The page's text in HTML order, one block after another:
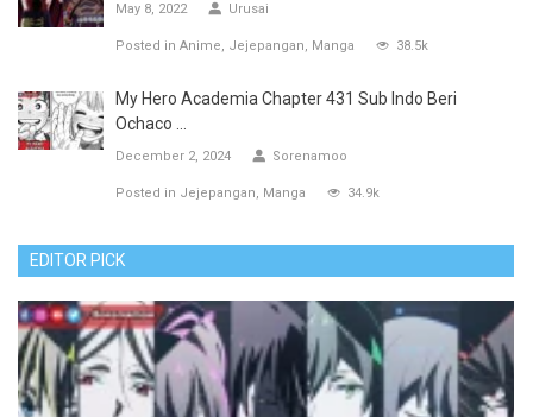
May 8, 2022 Urusai
Posted in Anime Jejepangan Manga 38.5k
My Hero Academia Chapter 431 Sub Indo Beri
Ochaco ...
December 2, 2024 Sorenamoo
Posted in Jejepangan Manga 34.9k
EDITOR PICK